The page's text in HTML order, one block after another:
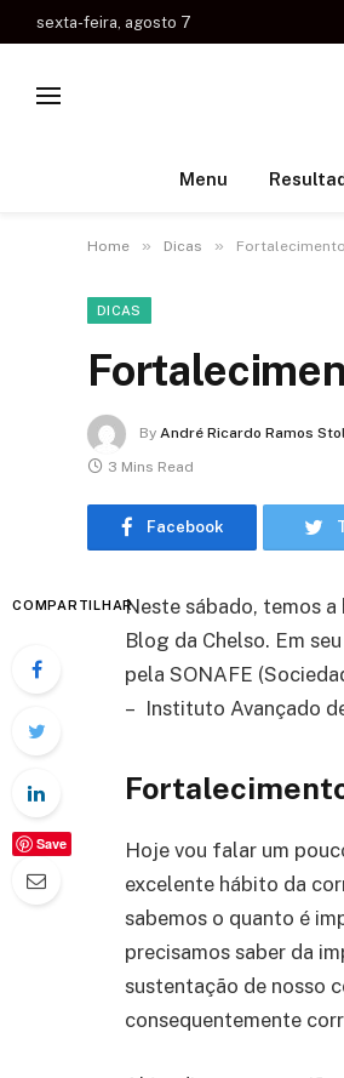
sexta-feira, agosto 7
Menu
Home » Dicas »
DICAS
By André Ricardo Ramos
3 Mins Read
Facebook
COMPARTILHAR
Save
Neste sábado, temos
Blog da Chelso. Em
pela SONAFE
– Instituto Avançado
Hoje vou falar um
excelente hábito da
sabemos o quanto é
precisamos saber da
sustentação de nosso
consequentemente